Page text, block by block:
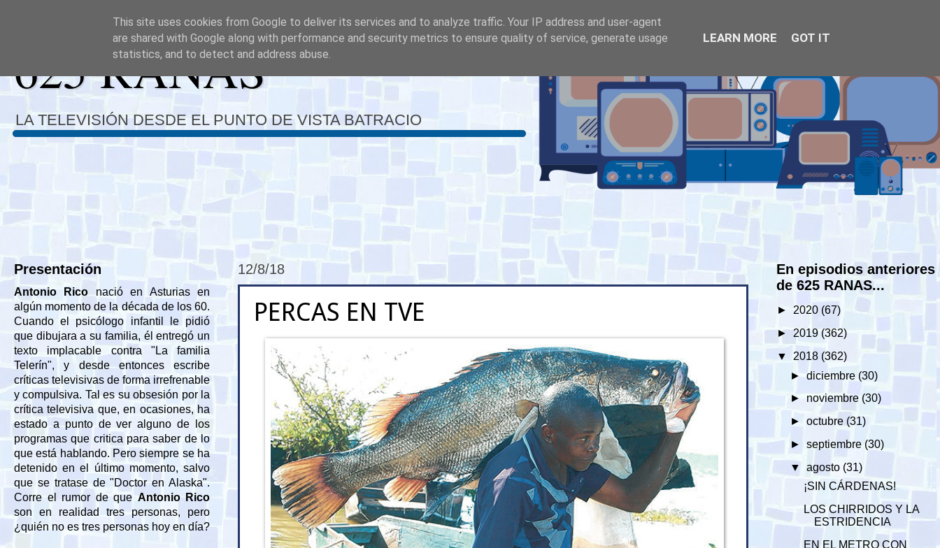
625 RANAS
LA TELEVISIÓN DESDE EL PUNTO DE VISTA BATRACIO
12/8/18
PERCAS EN TVE
Presentación
Antonio Rico nació en Asturias en
algún momento de la década de los 60.
Cuando el psicólogo infantil le pidió
que dibujara a su familia, él entregó un
texto implacable contra "La familia
Telerín", y desde entonces escribe
críticas televisivas de forma irrefrenable
y compulsiva. Tal es su obsesión por la
crítica televisiva que, en ocasiones, ha
estado a punto de ver alguno de los
programas que critica para saber de lo
que está hablando. Pero siempre se ha
detenido en el último momento, salvo
que se tratase de "Doctor en Alaska".
Corre el rumor de que Antonio Rico
son en realidad tres personas, pero
¿quién no es tres personas hoy en día?
En episodios anteriores
de 625 RANAS...
► 2020 (67)
►2019 (362)
▼ 2018 (362)
►diciembre (30)
► noviembre (30)
► octubre (31)
► septiembre (30)
▼ agosto (31)
¡SIN CÁRDENAS!
LOS CHIRRIDOS Y LA
ESTRIDENCIA
EN EL METRO CON
This site uses cookies from Google to deliver its services and to analyze traffic. Your IP address and user-agent
are shared with Google along with performance and security metrics to ensure quality of service, generate usage
statistics, and to detect and address abuse.
LEARN MORE GOT IT